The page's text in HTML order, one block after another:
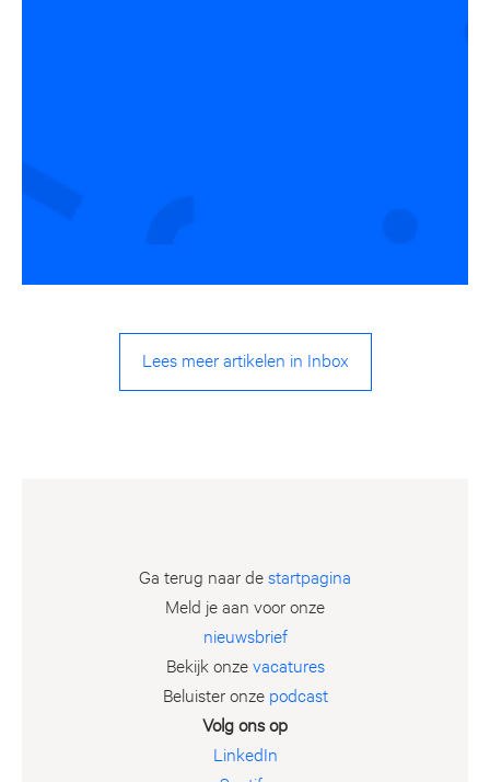
Lees meer artikelen in Inbox
Ga terug naar destartpagina
Meld je aan voor onze
nieuwsbrief
Bekijk onzevacatures
Beluister onze podcast
Volg ons op
LinkedIn